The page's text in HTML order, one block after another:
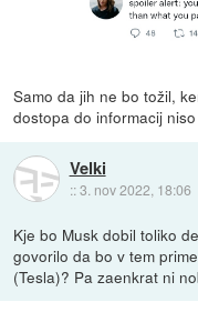
Samo da jih ne bo tožil,
dostopa do informacij
Velki
::3. nov 2022, 18:06
Kje bo Musk dobil toliko
govorilo da bo v tem
(Tesla)? Pa zaenkrat ni